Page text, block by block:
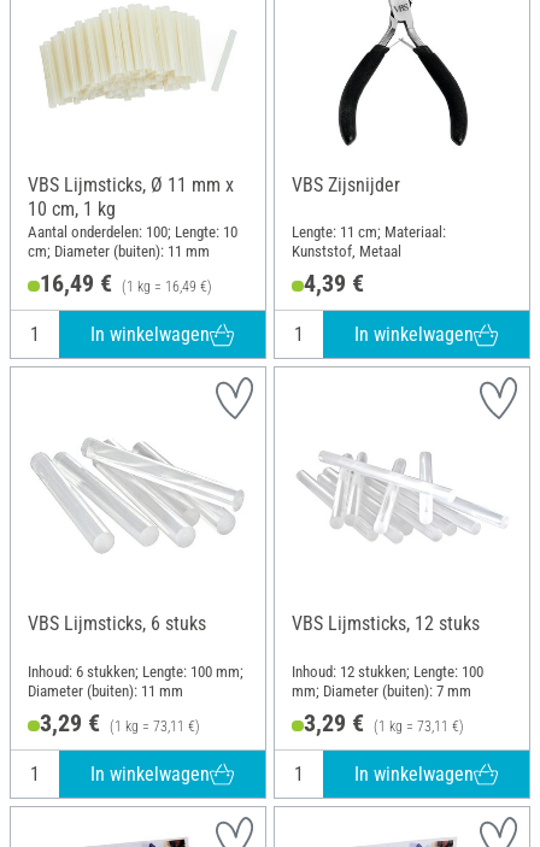
VBS Lijmsticks, Ø 11 mm x
10 cm, 1 kg
Aantal onderdelen: 100; Lengte: 10
cm; Diameter (buiten): 11 mm
16,49 € (1 kg = 16,49 €)
In winkelwagen
VBS Zijsnijder
Lengte: 11 cm; Materiaal:
Kunststof, Metaal
4,39 €
In winkelwagen
VBS Lijmsticks, 6 stuks
Inhoud: 6 stukken; Lengte: 100 mm;
Diameter (buiten): 11 mm
3,29 € (1 kg = 73,11 €)
In winkelwagen
VBS Lijmsticks, 12 stuks
Inhoud: 12 stukken; Lengte: 100
mm; Diameter (buiten): 7 mm
3,29 € (1 kg = 73,11 €)
In winkelwagen